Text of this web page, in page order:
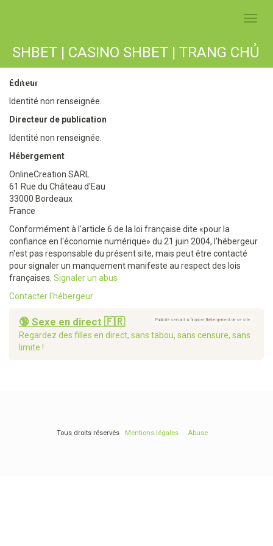
SHBET | CASINO SHBET | TRANG CHỦ
SHBET COM CHÍNH THỨC 2025
Editeur
Identité non renseignée.
Directeur de publication
Identité non renseignée.
Hébergement
OnlineCreation SARL
61 Rue du Château d'Eau
33000 Bordeaux
France
Conformément à l'article 6 de la loi française dite «pour la
confiance en l'économie numérique» du 21 juin 2004, l'hébergeur
n'est pas responsable du présent site, mais peut être contacté
pour signaler un manquement manifeste au respect des lois
françaises. Signaler un abus
Contacter l'hébergeur
Publicité servant à financer l'hébergement de ce site
🔞 Sexe en direct 🇫🇷
Regardez des filles en direct, sans tabou, sans censure, sans
limite !
Tous droits réservés Mentions légales Abuse